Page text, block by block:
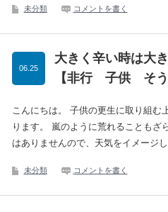
未分類 コメントを書く
大きく辛い時は大
【非行 子供 そう
06.25
こんにちは。 子供の更生に取り組む
ります。 嵐のように荒れることもざ
はありませんので、天気をイメージ
未分類 コメントを書く